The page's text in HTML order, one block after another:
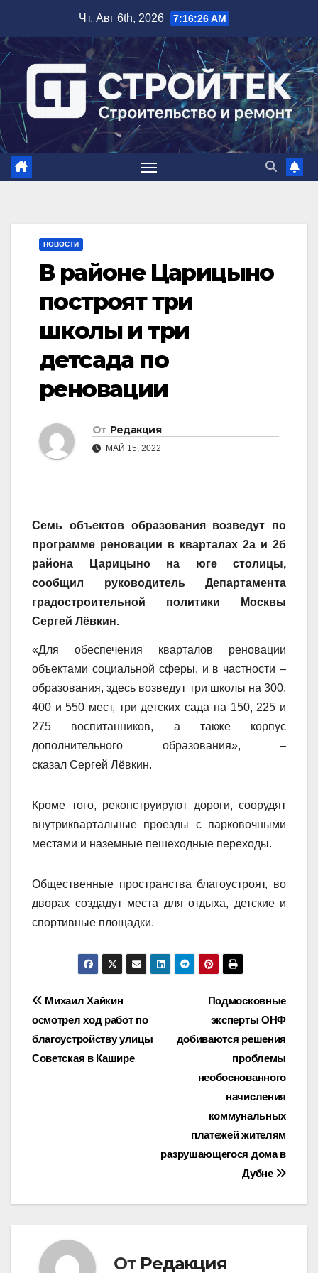
содержимому
Чт. Авг 6th, 2026 7:16:26 AM
НОВОСТИ
В районе Царицыно
построят три
школы и три
детсада по
реновации
От Редакция
МАЙ 15, 2022
Семь объектов образования возведут по
программе реновации в кварталах 2а и 2б
района Царицыно на юге столицы,
сообщил руководитель Департамента
градостроительной политики Москвы
Сергей Лёвкин.
«Для обеспечения кварталов реновации
объектами социальной сферы, и в частности –
образования, здесь возведут три школы на 300,
400 и 550 мест, три детских сада на 150, 225 и
275 воспитанников, а также корпус
дополнительного образования», –
сказал Сергей Лёвкин.
Кроме того, реконструируют дороги, соорудят
внутриквартальные проезды с парковочными
местами и наземные пешеходные переходы.
Общественные пространства благоустроят, во
дворах создадут места для отдыха, детские и
спортивные площадки.
Навигация
по
записям
Подмосковные
эксперты ОНФ
добиваются решения
проблемы
необоснованного
начисления
коммунальных
платежей жителям
разрушающегося дома в
Дубне
Михаил Хайкин
осмотрел ход работ по
благоустройству улицы
Советская в Кашире
От Редакция